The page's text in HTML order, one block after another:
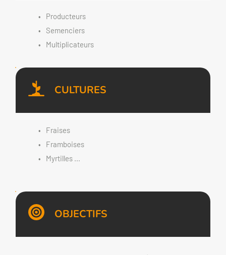
Producteurs
Semenciers
Multiplicateurs
CULTURES
Fraises
Framboises
Myrtilles ...
OBJECTIFS